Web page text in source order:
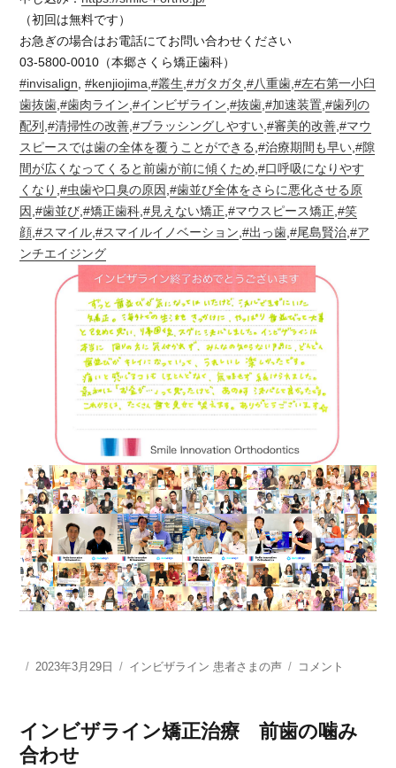
（初回は無料です）
お急ぎの場合はお電話にてお問い合わせください
03-5800-0010（本郷さくら矯正歯科）
#invisalign ,#kenjiojima ,#叢生 ,#ガタガタ ,#八重歯 ,#左右第一小臼
歯抜歯 ,#歯肉ライン ,#インビザライン ,#抜歯 ,#加速装置 ,#歯列の
配列 ,#清掃性の改善 ,#ブラッシングしやすい ,#審美的改善 ,#マウ
スピースでは歯の全体を覆うことができる ,#治療期間も早い ,#隙
間が広くなってくると前歯が前に傾くため ,#口呼吸になりやす
くなり ,#虫歯や口臭の原因 ,#歯並び全体をさらに悪化させる原
因 ,#歯並び ,#矯正歯科 ,#見えない矯正 ,#マウスピース矯正 ,#笑
顔 ,#スマイル ,#スマイルイノベーション ,#出っ歯 ,#尾島賢治 ,#ア
ンチエイジング
投
2023年3月29日
カ
リ
ー
インビザライン 患者さまの声
こ
ら
は、
コメント
インビザライン矯正治療 前歯の噛み
合わせ